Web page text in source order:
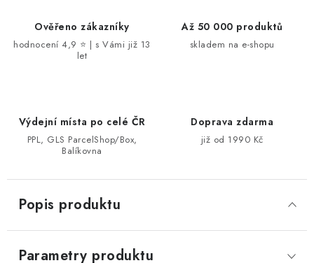
Ověřeno zákazníky
hodnocení 4,9 ⭐ | s Vámi již 13
let
Až 50 000 produktů
skladem na e-shopu
Výdejní místa po celé ČR
PPL, GLS ParcelShop/Box,
Balíkovna
Doprava zdarma
již od 1990 Kč
Popis produktu
Parametry produktu